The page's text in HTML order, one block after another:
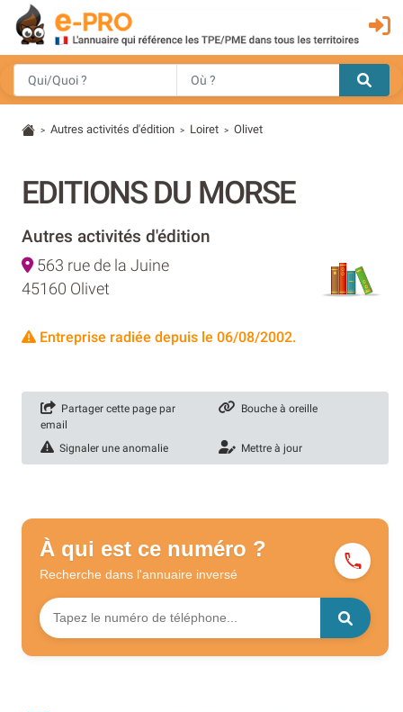
> Autres activités d'édition > Loiret > Olivet
EDITIONS DU MORSE
Autres activités d'édition
563 rue de la Juine
45160 Olivet
Entreprise radiée depuis le 06/08/2002.
Partager cette page par
email
Bouche à oreille
Signaler une anomalie Mettre à jour
À qui est ce numéro ?
Recherche dans l'annuaire inversé